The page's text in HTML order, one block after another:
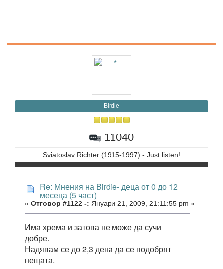
Birdie
11040
Sviatoslav Richter (1915-1997) - Just listen!
Re: Мнения на Birdie- деца от 0 до 12
месеца (5 част)
« Отговор #1122 -: Януари 21, 2009, 21:11:55 pm »
Има хрема и затова не може да сучи
добре.
Надявам се до 2,3 дена да се подобрят
нещата.